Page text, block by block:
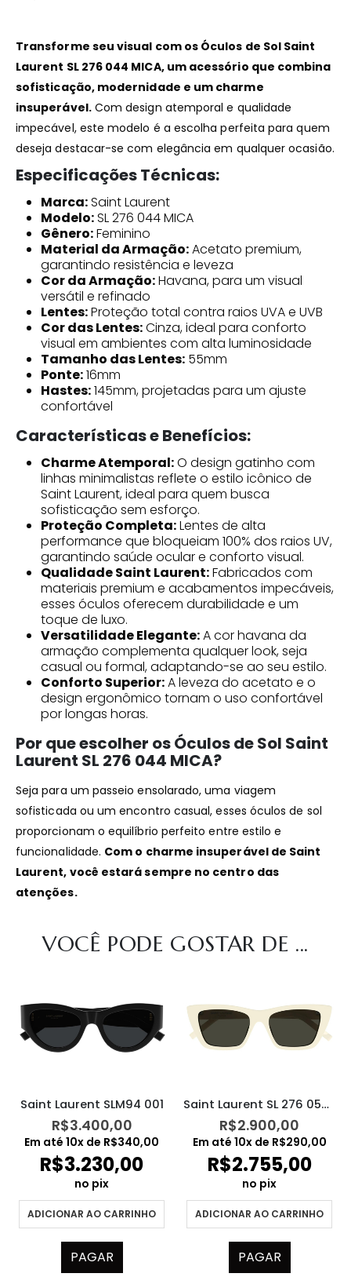
Transforme seu visual com os Óculos de Sol Saint
Laurent SL 276 044 MICA, um acessório que combina
sofisticação, modernidade e um charme
insuperável.Com design atemporal e qualidade
impecável, este modelo é a escolha perfeita para quem
deseja destacar-se com elegância em qualquer ocasião.
Especificações Técnicas:
Marca:Saint Laurent
Modelo:SL 276 044 MICA
Gênero:Feminino
Material da Armação:Acetato premium,
garantindo resistência e leveza
Cor da Armação:Havana, para um visual
versátil e refinado
Lentes:Proteção total contra raios UVA e UVB
Cor das Lentes:Cinza, ideal para conforto
visual em ambientes com alta luminosidade
Tamanho das Lentes: 55mm
Ponte:16mm
Hastes:145mm, projetadas para um ajuste
confortável
Características e Benefícios:
Charme Atemporal:O design gatinho com
linhas minimalistas reflete o estilo icônico de
Saint Laurent, ideal para quem busca
sofisticação sem esforço.
Proteção Completa:Lentes de alta
performance que bloqueiam 100% dos raios UV,
garantindo saúde ocular e conforto visual.
Qualidade Saint Laurent:Fabricados com
materiais premium e acabamentos impecáveis,
esses óculos oferecem durabilidade e um
toque de luxo.
Versatilidade Elegante:A cor havana da
armação complementa qualquer look, seja
casual ou formal, adaptando-se ao seu estilo.
Conforto Superior:A leveza do acetato e o
design ergonômico tornam o uso confortável
por longas horas.
Por que escolher os Óculos de Sol Saint
Laurent SL 276 044 MICA?
Seja para um passeio ensolarado, uma viagem
sofisticada ou um encontro casual, esses óculos de sol
proporcionam o equilíbrio perfeito entre estilo e
funcionalidade. Com o charme insuperável de Saint
Laurent, você estará sempre no centro das
atenções.
VOCÊ PODE GOSTAR DE ...
Saint Laurent SLM94 001
R$3.400,00
Em até 10x de R$340,00
R$3.230,00
no pix
ADICIONAR AO CARRINHO
PAGAR
Saint Laurent SL 276 056 MICA
R$2.900,00
Em até 10x de R$290,00
R$2.755,00
no pix
ADICIONAR AO CARRINHO
PAGAR